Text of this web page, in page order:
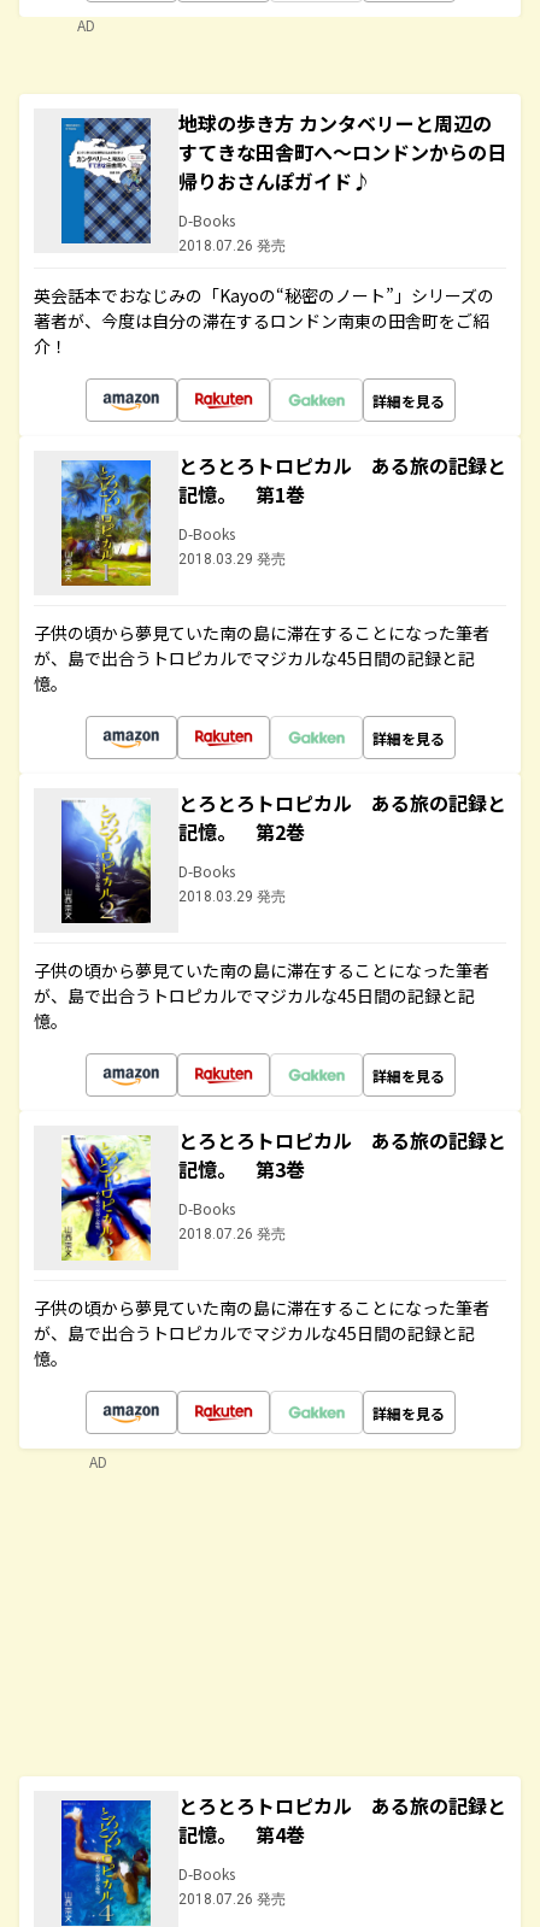
AD
地球の歩き方 カンタベリーと周辺の
すてきな田舎町へ～ロンドンからの日
帰りおさんぽガイド♪
D-Books
2018.07.26 発売
英会話本でおなじみの「Kayoの“秘密のノート”」シリーズの
著者が、今度は自分の滞在するロンドン南東の田舎町をご紹
介！
詳細を見る
とろとろトロピカル ある旅の記録と
記憶。 第1巻
D-Books
2018.03.29 発売
子供の頃から夢見ていた南の島に滞在することになった筆者
が、島で出合うトロピカルでマジカルな45日間の記録と記
憶。
詳細を見る
とろとろトロピカル ある旅の記録と
記憶。 第2巻
D-Books
2018.03.29 発売
子供の頃から夢見ていた南の島に滞在することになった筆者
が、島で出合うトロピカルでマジカルな45日間の記録と記
憶。
詳細を見る
とろとろトロピカル ある旅の記録と
記憶。 第3巻
D-Books
2018.07.26 発売
子供の頃から夢見ていた南の島に滞在することになった筆者
が、島で出合うトロピカルでマジカルな45日間の記録と記
憶。
詳細を見る
とろとろトロピカル ある旅の記録と
記憶。 第4巻
D-Books
2018.07.26 発売
AD